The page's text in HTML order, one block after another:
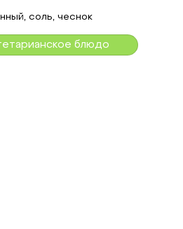
соль, чеснок
блюдо